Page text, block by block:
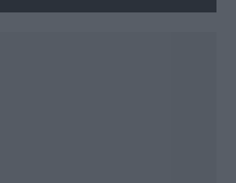
τον Ιούλιο